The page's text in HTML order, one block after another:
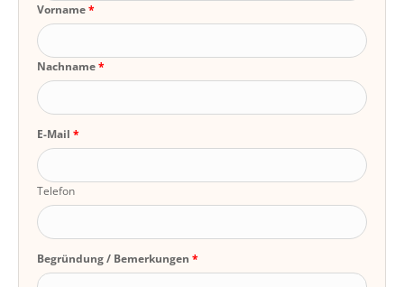
Vorname
Nachname
E-Mail
Telefon
Begründung / Bemerkungen